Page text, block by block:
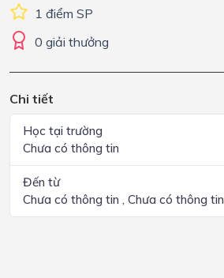
1 điểm SP
0 giải thưởng
Chi tiết
Học tại trường
Chưa có thông tin
Đến từ
Chưa có thông tin , Chưa có thông tin